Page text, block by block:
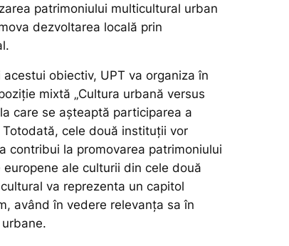
patrimoniului multicultural urban
dezvoltarea locală prin
obiectiv, UPT va organiza în
mixtă „Cultura urbană versus
care se așteaptă participarea a
cele două instituții vor
contribui la promovarea patrimoniului
ale culturii din cele două
va reprezenta un capitol
având în vedere relevanța sa în